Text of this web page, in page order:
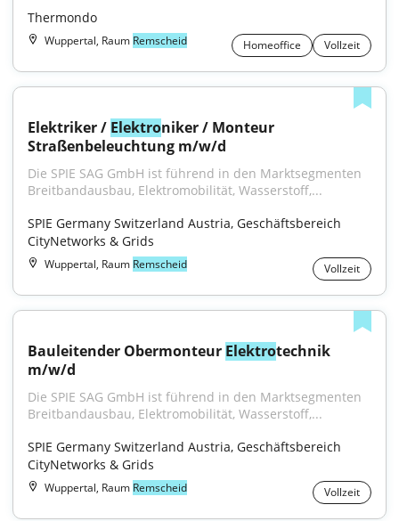
Thermondo
Wuppertal, Raum Remscheid Homeoffice Vollzeit
Elektriker / Elektroniker / Monteur
Straßenbeleuchtung m/w/d
Die SPIE SAG GmbH ist führend in den Marktsegmenten
Breitbandausbau, Elektromobilität, Wasserstoff,...
SPIE Germany Switzerland Austria, Geschäftsbereich
CityNetworks & Grids
Wuppertal, Raum Remscheid Vollzeit
Bauleitender Obermonteur Elektrotechnik
m/w/d
Die SPIE SAG GmbH ist führend in den Marktsegmenten
Breitbandausbau, Elektromobilität, Wasserstoff,...
SPIE Germany Switzerland Austria, Geschäftsbereich
CityNetworks & Grids
Wuppertal, Raum Remscheid Vollzeit